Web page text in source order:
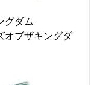
グダム
オブザキングダ